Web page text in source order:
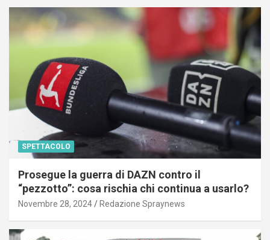
SPETTACOLO
Prosegue la guerra di DAZN contro il
“pezzotto”: cosa rischia chi continua a usarlo?
Novembre 28, 2024 Redazione Spraynews